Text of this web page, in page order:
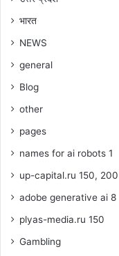
भारत
NEWS
general
Blog
other
pages
names for ai robots 1
up-capital.ru 150, 200
adobe generative ai 8
plyas-media.ru 150
Gambling